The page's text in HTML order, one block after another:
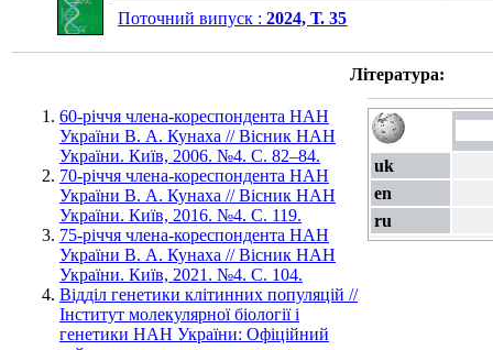
Поточний випуск :2024, Т. 35
Література:
60-річчя члена-кореспондента НАН
України В. А. Кунаха // Вісник НАН
України. Київ, 2006. №4. С. 82–84.
70-річчя члена-кореспондента НАН
України В. А. Кунаха // Вісник НАН
України. Київ, 2016. №4. С. 119.
75-річчя члена-кореспондента НАН
України В. А. Кунаха // Вісник НАН
України. Київ, 2021. №4. С. 104.
Відділ генетики клітинних популяцій //
Інститут молекулярної біології і
генетики НАН України: Офіційний
uk
en
ru